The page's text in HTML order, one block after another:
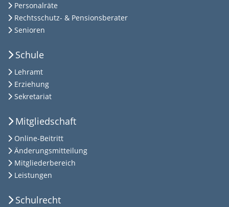
Personalräte
Rechtsschutz- & Pensionsberater
Senioren
Schule
Lehramt
Erziehung
Sekretariat
Mitgliedschaft
Online-Beitritt
Änderungsmitteilung
Mitgliederbereich
Leistungen
Schulrecht